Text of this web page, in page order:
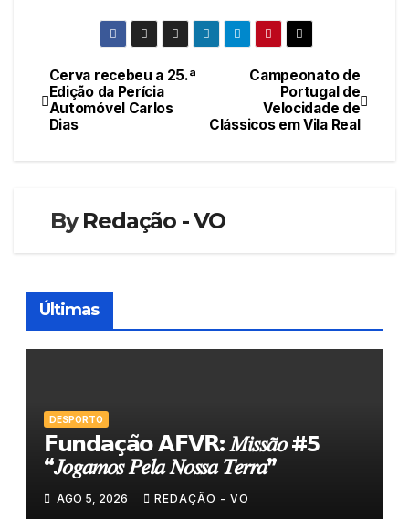
Navegação
de
Campeonato de
Portugal de
Velocidade de
Clássicos em Vila Real
Cerva recebeu a 25.ª
Edição da Perícia
Automóvel Carlos
Dias
ByRedação - VO
Últimas
DESPORTO
𝗙𝘂𝗻𝗱𝗮𝗰̧𝗮̃𝗼 𝗔𝗙𝗩𝗥: 𝑀𝑖𝑠𝑠𝑎̃𝑜 #5
“𝐽𝑜𝑔𝑎𝑚𝑜𝑠 𝑃𝑒𝑙𝑎 𝑁𝑜𝑠𝑠𝑎 𝑇𝑒𝑟𝑟𝑎”
AGO 5, 2026 REDAÇÃO - VO